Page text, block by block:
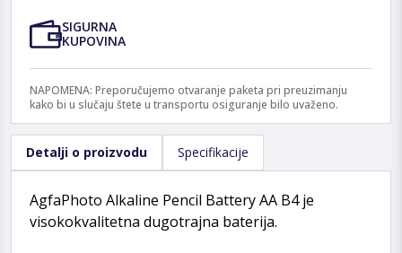
SIGURNA
KUPOVINA
NAPOMENA: Preporučujemo otvaranje paketa pri preuzimanju
kako bi u slučaju štete u transportu osiguranje bilo uvaženo.
Detalji o proizvodu Specifikacije
AgfaPhoto Alkaline Pencil Battery AA B4 je
visokokvalitetna dugotrajna baterija.